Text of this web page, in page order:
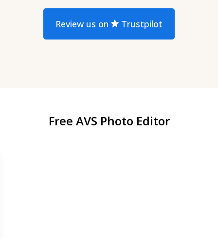
Review us on Trustpilot
Free AVS Photo Editor